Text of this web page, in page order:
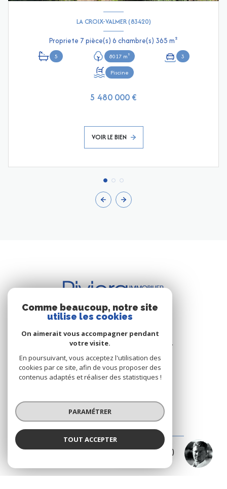
Mikael SIMON
LA CROIX-VALMER (83420)
Propriete 7 pièce(s) 6 chambre(s) 365 m²
5 8017 m²
3
Piscine
5 480 000 €
VOIR LE BIEN
BUREAU DE CAVALAIRE
Les Résidence du Port - Rue du Port
83240 Cavalaire-sur-Mer
+33.(0)4.94.64.66.53
+33.(0)6.03.00.02.28
riviera.immobilier@wanadoo.fr
BUREAU DE LA CROIX-VALMER
187 Rue Louis Martin ( Rue centrale )
+33.(0)4.94.79.59.18
Comme beaucoup, notre site
utilise les cookies
On aimerait vous accompagner pendant
votre visite.
En poursuivant, vous acceptez l'utilisation des
cookies par ce site, afin de vous proposer des
contenus adaptés et réaliser des statistiques !
PARAMÉTRER
TOUT ACCEPTER